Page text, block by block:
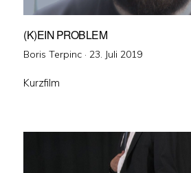
(K)EIN PROBLEM
Boris Terpinc · Veröffentlicht
23. Juli 2019
Kurzfilm